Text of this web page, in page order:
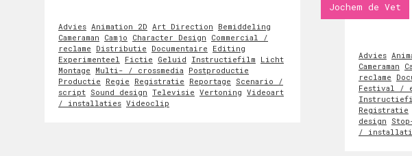
Advies Animation 2D Art Direction Bemiddeling
Cameraman Camjo Character Design Commercial /
reclame Distributie Documentaire Editing
Experimenteel Fictie Geluid Instructiefilm Licht
Montage Multi- / crossmedia Postproductie
Productie Regie Registratie Reportage Scenario /
script Sound design Televisie Vertoning Videoart
/ installaties Videoclip
Jochem de Vet
Advies
Cameraman
reclame
Festival /
Registratie
design
/